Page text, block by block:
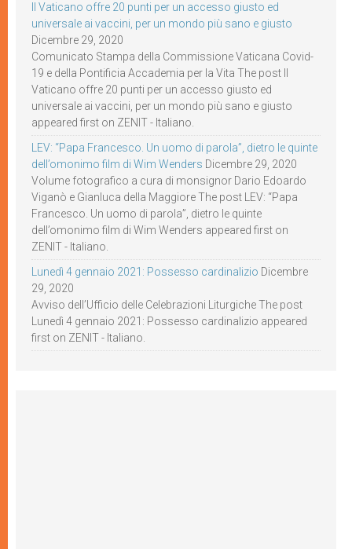
Il Vaticano offre 20 punti per un accesso giusto ed
universale ai vaccini, per un mondo più sano e giusto
Dicembre 29, 2020
Comunicato Stampa della Commissione Vaticana Covid-
19 e della Pontificia Accademia per la Vita The post Il
Vaticano offre 20 punti per un accesso giusto ed
universale ai vaccini, per un mondo più sano e giusto
appeared first on ZENIT - Italiano.
LEV: “Papa Francesco. Un uomo di parola”, dietro le quinte
dell’omonimo film di Wim Wenders Dicembre 29, 2020
Volume fotografico a cura di monsignor Dario Edoardo
Viganò e Gianluca della Maggiore The post LEV: “Papa
Francesco. Un uomo di parola”, dietro le quinte
dell’omonimo film di Wim Wenders appeared first on
ZENIT - Italiano.
Lunedì 4 gennaio 2021: Possesso cardinalizio Dicembre
29, 2020
Avviso dell’Ufficio delle Celebrazioni Liturgiche The post
Lunedì 4 gennaio 2021: Possesso cardinalizio appeared
first on ZENIT - Italiano.